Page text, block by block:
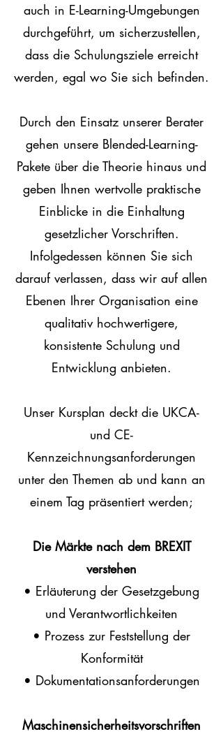
auch in E-Learning-Umgebungen
durchgeführt, um sicherzustellen,
dass die Schulungsziele erreicht
werden, egal wo Sie sich befinden.
Durch den Einsatz unserer Berater
gehen unsere Blended-Learning-
Pakete über die Theorie hinaus und
geben Ihnen wertvolle praktische
Einblicke in die Einhaltung
gesetzlicher Vorschriften.
Infolgedessen können Sie sich
darauf verlassen, dass wir auf allen
Ebenen Ihrer Organisation eine
qualitativ hochwertigere,
konsistente Schulung und
Entwicklung anbieten.
Unser Kursplan deckt die UKCA-
und CE-
Kennzeichnungsanforderungen
unter den Themen ab und kann an
einem Tag präsentiert werden;
Die Märkte nach dem BREXIT
verstehen
• Erläuterung der Gesetzgebung
und Verantwortlichkeiten
• Prozess zur Feststellung der
Konformität
• Dokumentationsanforderungen
Maschinensicherheitsvorschriften